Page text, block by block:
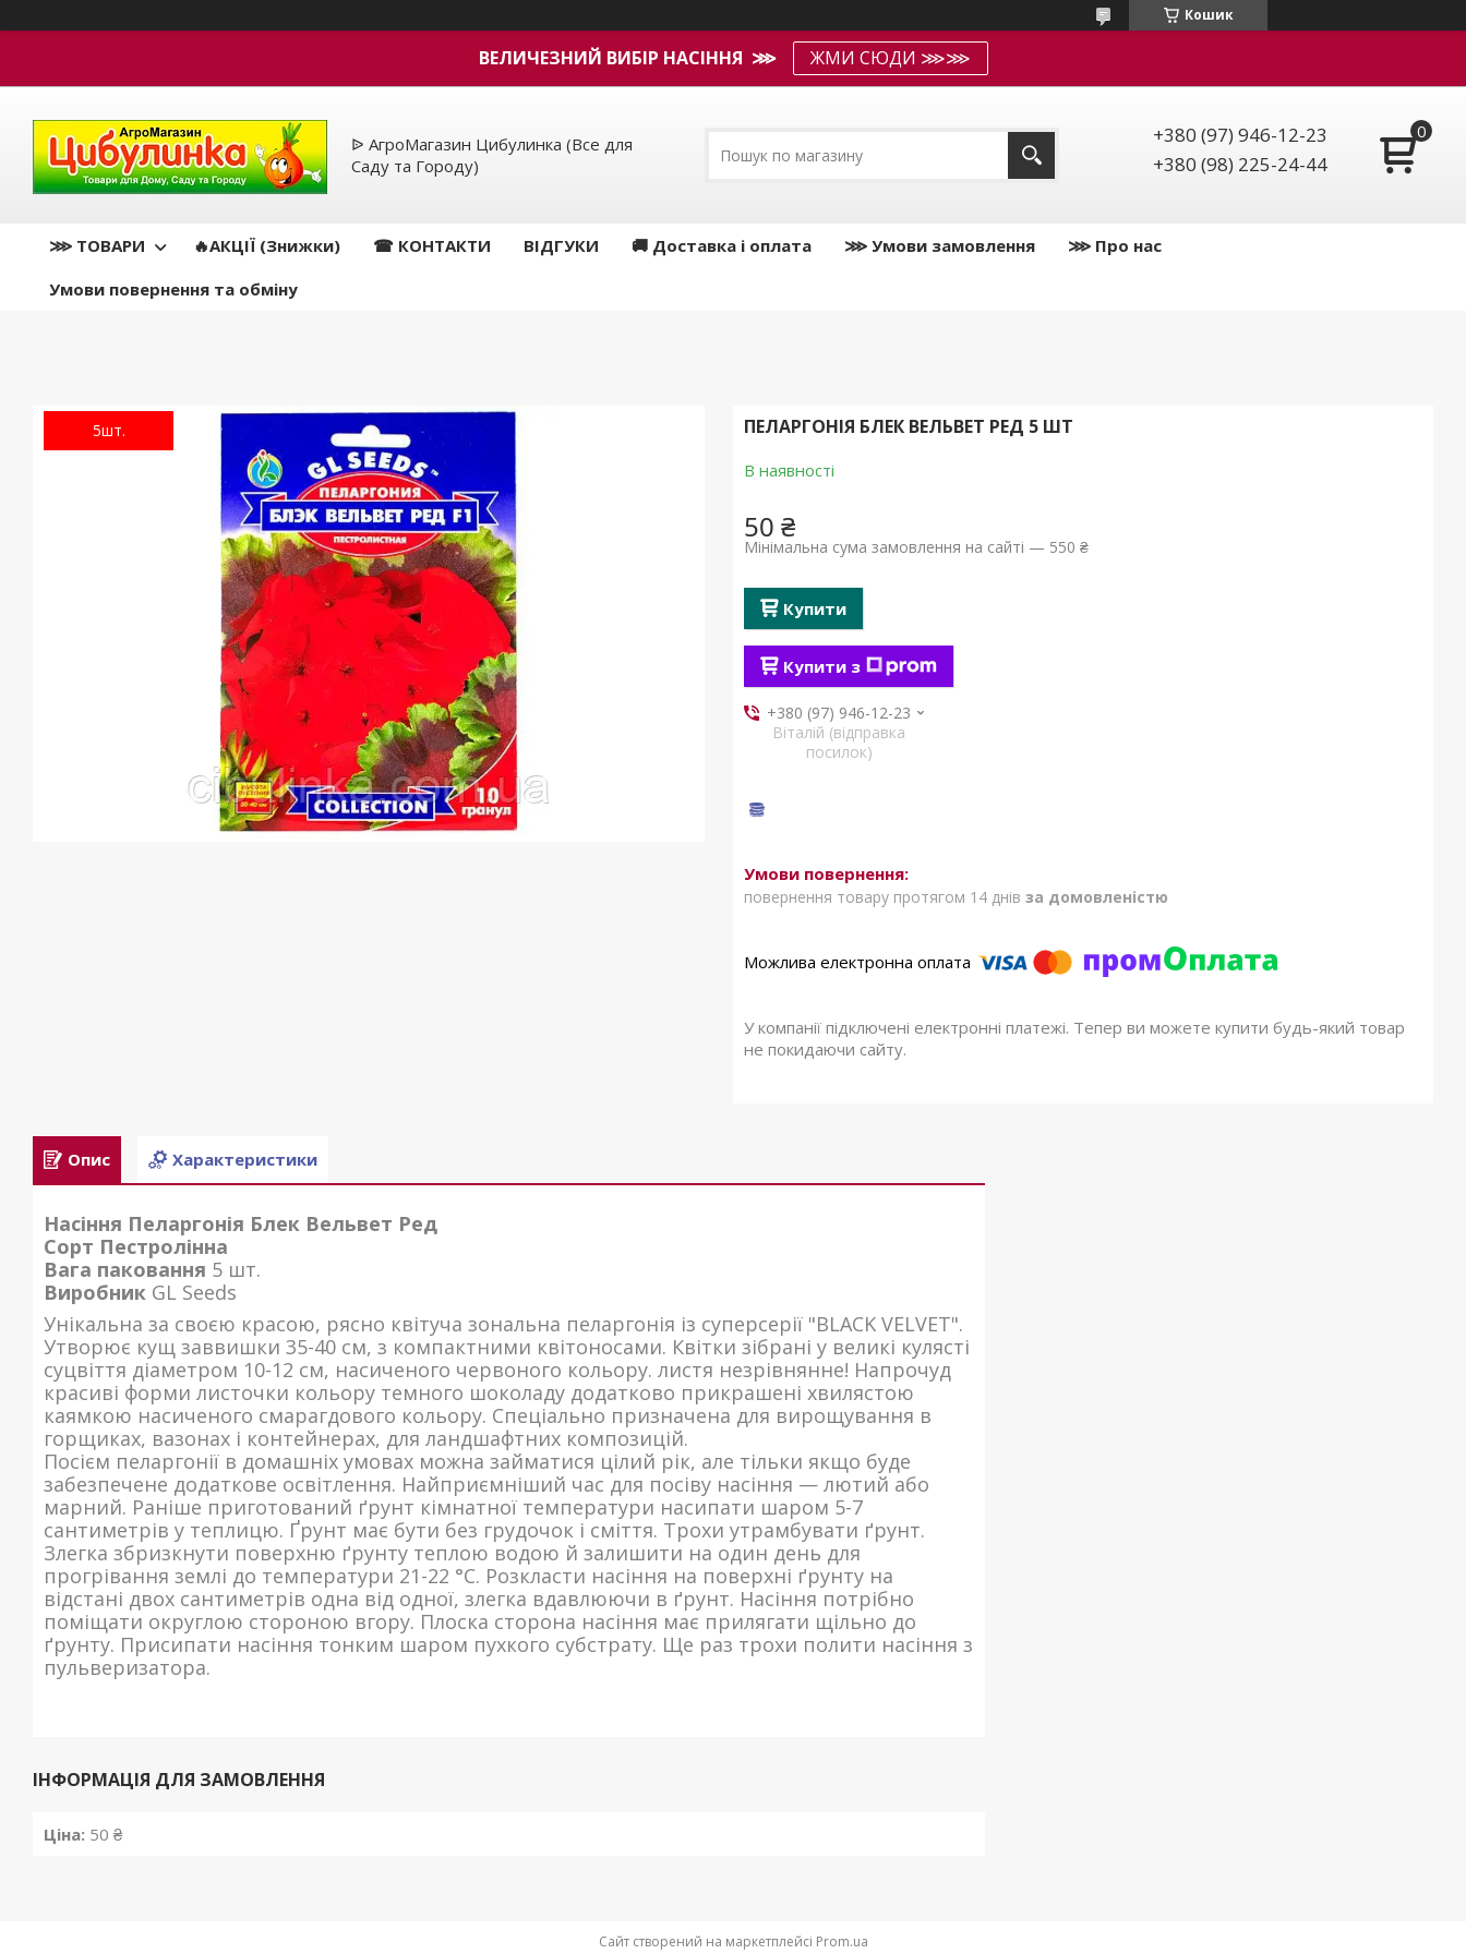
Кошик
ВЕЛИЧЕЗНИЙ ВИБІР НАСІННЯ ⋙ ЖМИ СЮДИ ⋙⋙
ᐉ АгроМагазин Цибулинка (Все для
Саду та Городу)
+380 (97) 946-12-23
+380 (98) 225-24-44
⋙ ТОВАРИ 🔥АКЦІЇ (Знижки) ☎ КОНТАКТИ ВІДГУКИ 🚚 Доставка і оплата ⋙ Умови замовлення
⋙ Про нас
Умови повернення та обміну
5шт. ПЕЛАРГОНІЯ БЛЕК ВЕЛЬВЕТ РЕД 5 ШТ
В наявності
50 ₴
Мінімальна сума замовлення на сайті — 550 ₴
Купити
Купити з
+380 (97) 946-12-23
Віталій (відправка
посилок)
повернення товару протягом 14 днів за домовленістю
У компанії підключені електронні платежі. Тепер ви можете купити будь-який товар
не покидаючи сайту.
Опис Характеристики
Насіння Пеларгонія Блек Вельвет Ред
Сорт Пестролінна
Вага паковання 5 шт.
Виробник GL Seeds
Унікальна за своєю красою, рясно квітуча зональна пеларгонія із суперсерії "BLACK VELVET".
Утворює кущ заввишки 35-40 см, з компактними квітоносами. Квітки зібрані у великі кулясті
суцвіття діаметром 10-12 см, насиченого червоного кольору. листя незрівнянне! Напрочуд
красиві форми листочки кольору темного шоколаду додатково прикрашені хвилястою
каямкою насиченого смарагдового кольору. Спеціально призначена для вирощування в
горщиках, вазонах і контейнерах, для ландшафтних композицій.
Посієм пеларгонії в домашніх умовах можна займатися цілий рік, але тільки якщо буде
забезпечене додаткове освітлення. Найприємніший час для посіву насіння — лютий або
марний. Раніше приготований ґрунт кімнатної температури насипати шаром 5-7
сантиметрів у теплицю. Ґрунт має бути без грудочок і сміття. Трохи утрамбувати ґрунт.
Злегка збризкнути поверхню ґрунту теплою водою й залишити на один день для
прогрівання землі до температури 21-22 °C. Розкласти насіння на поверхні ґрунту на
відстані двох сантиметрів одна від одної, злегка вдавлюючи в ґрунт. Насіння потрібно
поміщати округлою стороною вгору. Плоска сторона насіння має прилягати щільно до
ґрунту. Присипати насіння тонким шаром пухкого субстрату. Ще раз трохи полити насіння з
пульверизатора.
ІНФОРМАЦІЯ ДЛЯ ЗАМОВЛЕННЯ
Ціна: 50 ₴
Сайт створений на маркетплейсі Prom.ua